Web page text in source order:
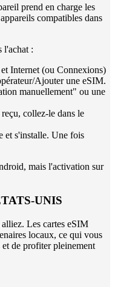
prend en charge les
compatibles dans
l'achat :
Internet (ou Connexions)
Ajouter une eSIM.
manuellement" ou une
collez-le dans le
et s'installe. Une fois
mais l'activation sur
UNIS
Les cartes eSIM
locaux, ce qui vous
de profiter pleinement